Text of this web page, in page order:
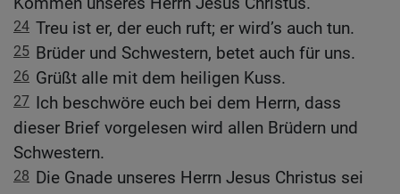
24 Treu ist er, der euch ruft; er wird’s auch tun.
25 Brüder und Schwestern, betet auch für uns.
26 Grüßt alle mit dem heiligen Kuss.
27 Ich beschwöre euch bei dem Herrn, dass
dieser Brief vorgelesen wird allen Brüdern und
Schwestern.
28 Die Gnade unseres Herrn Jesus Christus sei